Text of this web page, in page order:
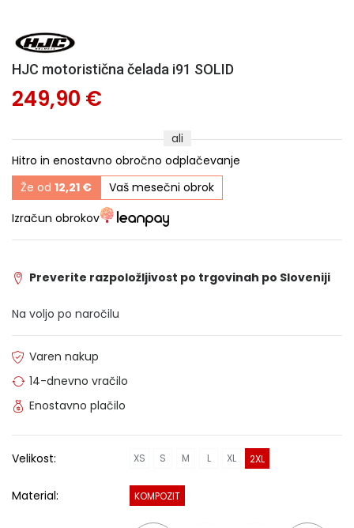
HJC motoristična čelada i91 SOLID
249,90 €
ali
Hitro in enostavno obročno odplačevanje
Že od 12,21 €
Vaš mesečni obrok
Izračun obrokov
Preverite razpoložljivost po trgovinah po Sloveniji
Na voljo po naročilu
Varen nakup
14-dnevno vračilo
Enostavno plačilo
Velikost: XS S M L XL 2XL
Material: KOMPOZIT